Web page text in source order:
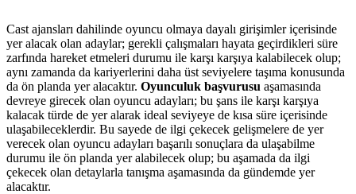
Cast ajansları dahilinde oyuncu olmaya dayalı girişimler içerisinde
yer alacak olan adaylar; gerekli çalışmaları hayata geçirdikleri süre
zarfında hareket etmeleri durumu ile karşı karşıya kalabilecek olup;
aynı zamanda da kariyerlerini daha üst seviyelere taşıma konusunda
da ön planda yer alacaktır. Oyunculuk başvurusu aşamasında
devreye girecek olan oyuncu adayları; bu şans ile karşı karşıya
kalacak türde de yer alarak ideal seviyeye de kısa süre içerisinde
ulaşabileceklerdir. Bu sayede de ilgi çekecek gelişmelere de yer
verecek olan oyuncu adayları başarılı sonuçlara da ulaşabilme
durumu ile ön planda yer alabilecek olup; bu aşamada da ilgi
çekecek olan detaylarla tanışma aşamasında da gündemde yer
alacaktır.